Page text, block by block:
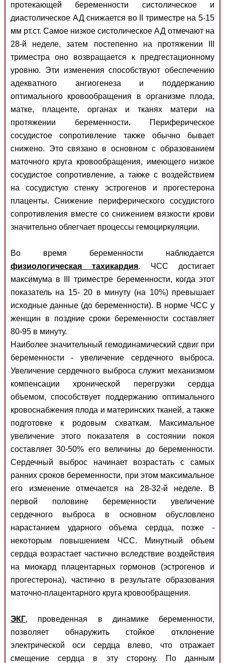
протекающей беременности систолическое и
диастолическое АД снижается во II триместре на 5-15
мм рт.ст. Самое низкое систолическое АД отмечают на
28-й неделе, затем постепенно на протяжении III
триместра оно возвращается к предгестационному
уровню. Эти изменения способствуют обеспечению
адекватного ангиогенеза и поддержанию
оптимального кровообращения в организме плода,
матке, плаценте, органах и тканях матери на
протяжении беременности. Периферическое
сосудистое сопротивление также обычно бывает
снижено. Это связано в основном с образованием
маточного круга кровообращения, имеющего низкое
сосудистое сопротивление, а также с воздействием
на сосудистую стенку эстрогенов и прогестерона
плаценты. Снижение периферического сосудистого
сопротивления вместе со снижением вязкости крови
значительно облегчает процессы гемоциркуляции.
Во время беременности наблюдается
физиологическая тахикардия. ЧСС достигает
максимума в III триместре беременности, когда этот
показатель на 15- 20 в минуту (на 10%) превышает
исходные данные (до беременности). В норме ЧСС у
женщин в поздние сроки беременности составляет
80-95 в минуту.
Наиболее значительный гемодинамический сдвиг при
беременности - увеличение сердечного выброса.
Увеличение сердечного выброса служит механизмом
компенсации хронической перегрузки сердца
объемом, способствует поддержанию оптимального
кровоснабжения плода и материнских тканей, а также
подготовке к родовым схваткам. Максимальное
увеличение этого показателя в состоянии покоя
составляет 30-50% его величины до беременности.
Сердечный выброс начинает возрастать с самых
ранних сроков беременности, при этом максимальное
его изменение отмечается на 28-32-й неделе. В
первой половине беременности увеличение
сердечного выброса в основном обусловлено
нарастанием ударного объема сердца, позже -
некоторым повышением ЧСС. Минутный объем
сердца возрастает частично вследствие воздействия
на миокард плацентарных гормонов (эстрогенов и
прогестерона), частично в результате образования
маточно-плацентарного круга кровообращения.
ЭКГ, проведенная в динамике беременности,
позволяет обнаружить стойкое отклонение
электрической оси сердца влево, что отражает
смещение сердца в эту сторону. По данным